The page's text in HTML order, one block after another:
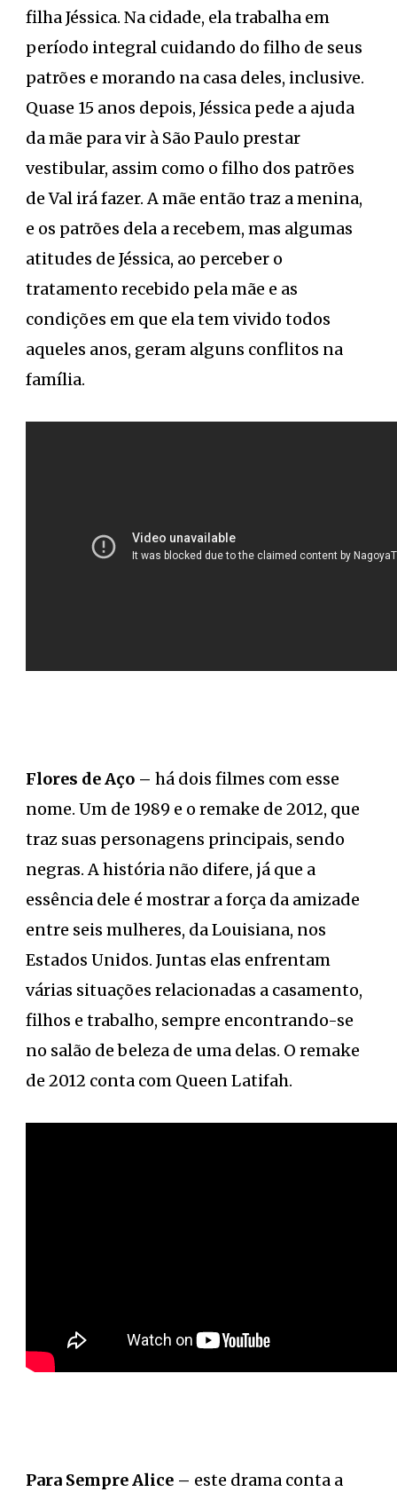
filha Jéssica. Na cidade, ela trabalha em
período integral cuidando do filho de seus
patrões e morando na casa deles, inclusive.
Quase 15 anos depois, Jéssica pede a ajuda
da mãe para vir à São Paulo prestar
vestibular, assim como o filho dos patrões
de Val irá fazer. A mãe então traz a menina,
e os patrões dela a recebem, mas algumas
atitudes de Jéssica, ao perceber o
tratamento recebido pela mãe e as
condições em que ela tem vivido todos
aqueles anos, geram alguns conflitos na
família.
Flores de Aço – há dois filmes com esse
nome. Um de 1989 e o remake de 2012, que
traz suas personagens principais, sendo
negras. A história não difere, já que a
essência dele é mostrar a força da amizade
entre seis mulheres, da Louisiana, nos
Estados Unidos. Juntas elas enfrentam
várias situações relacionadas a casamento,
filhos e trabalho, sempre encontrando-se
no salão de beleza de uma delas. O remake
de 2012 conta com Queen Latifah.
Para Sempre Alice – este drama conta a